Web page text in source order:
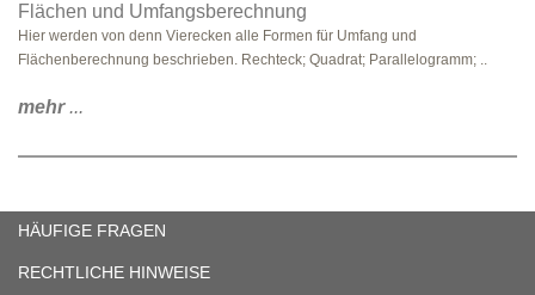
Flächen und Umfangsberechnung
Hier werden von denn Vierecken alle Formen für Umfang und
Flächenberechnung beschrieben. Rechteck; Quadrat; Parallelogramm; ..
mehr...
HÄUFIGE FRAGEN
RECHTLICHE HINWEISE